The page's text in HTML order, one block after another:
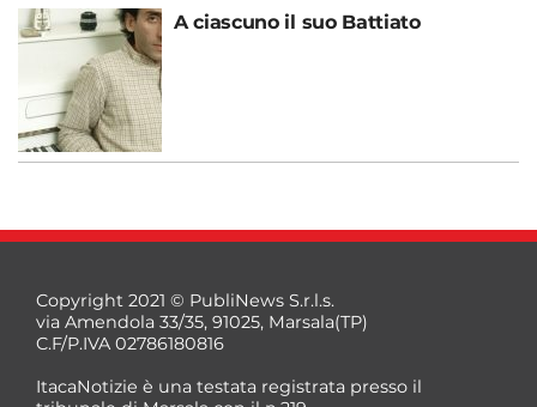
A ciascuno il suo Battiato
Copyright 2021 © PubliNews S.r.l.s.
via Amendola 33/35, 91025, Marsala(TP)
C.F/P.IVA 02786180816
ItacaNotizie è una testata registrata presso il